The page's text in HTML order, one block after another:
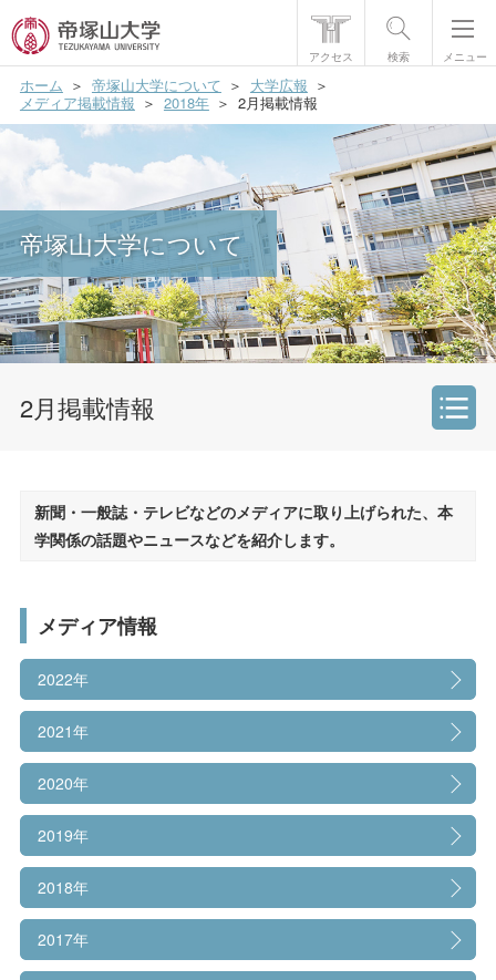
アクセス 検索 メニュー
帝塚山大学について
学部・大学院
国際交流
研究・社会貢献
就職・資格
入試情報
一般の方へ
ホーム 帝塚山大学について
大学広報
メディア掲載情報
2018年 2月掲載情報
帝塚山大学について
2月掲載情報
設立理念・教育理念
学長挨拶
学園章・校章/シンボルマーク/校歌
人材育成目的・3つのポリシー
組織図
学則
教員紹介
キャンパス紹介
新聞・一般誌・テレビなどのメディアに取り上げられた、本
学関係の話題やニュースなどを紹介します。
メディア情報
2022年
2021年
2020年
2019年
2018年
2017年